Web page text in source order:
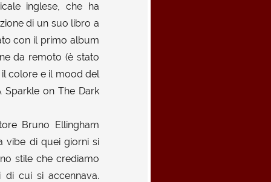
inglese, che ha
di un suo libro a
con il primo album
da remoto (è stato
colore e il mood del
on The Dark
Bruno Ellingham
vibe di quei giorni si
stile che crediamo
cui si accennava.